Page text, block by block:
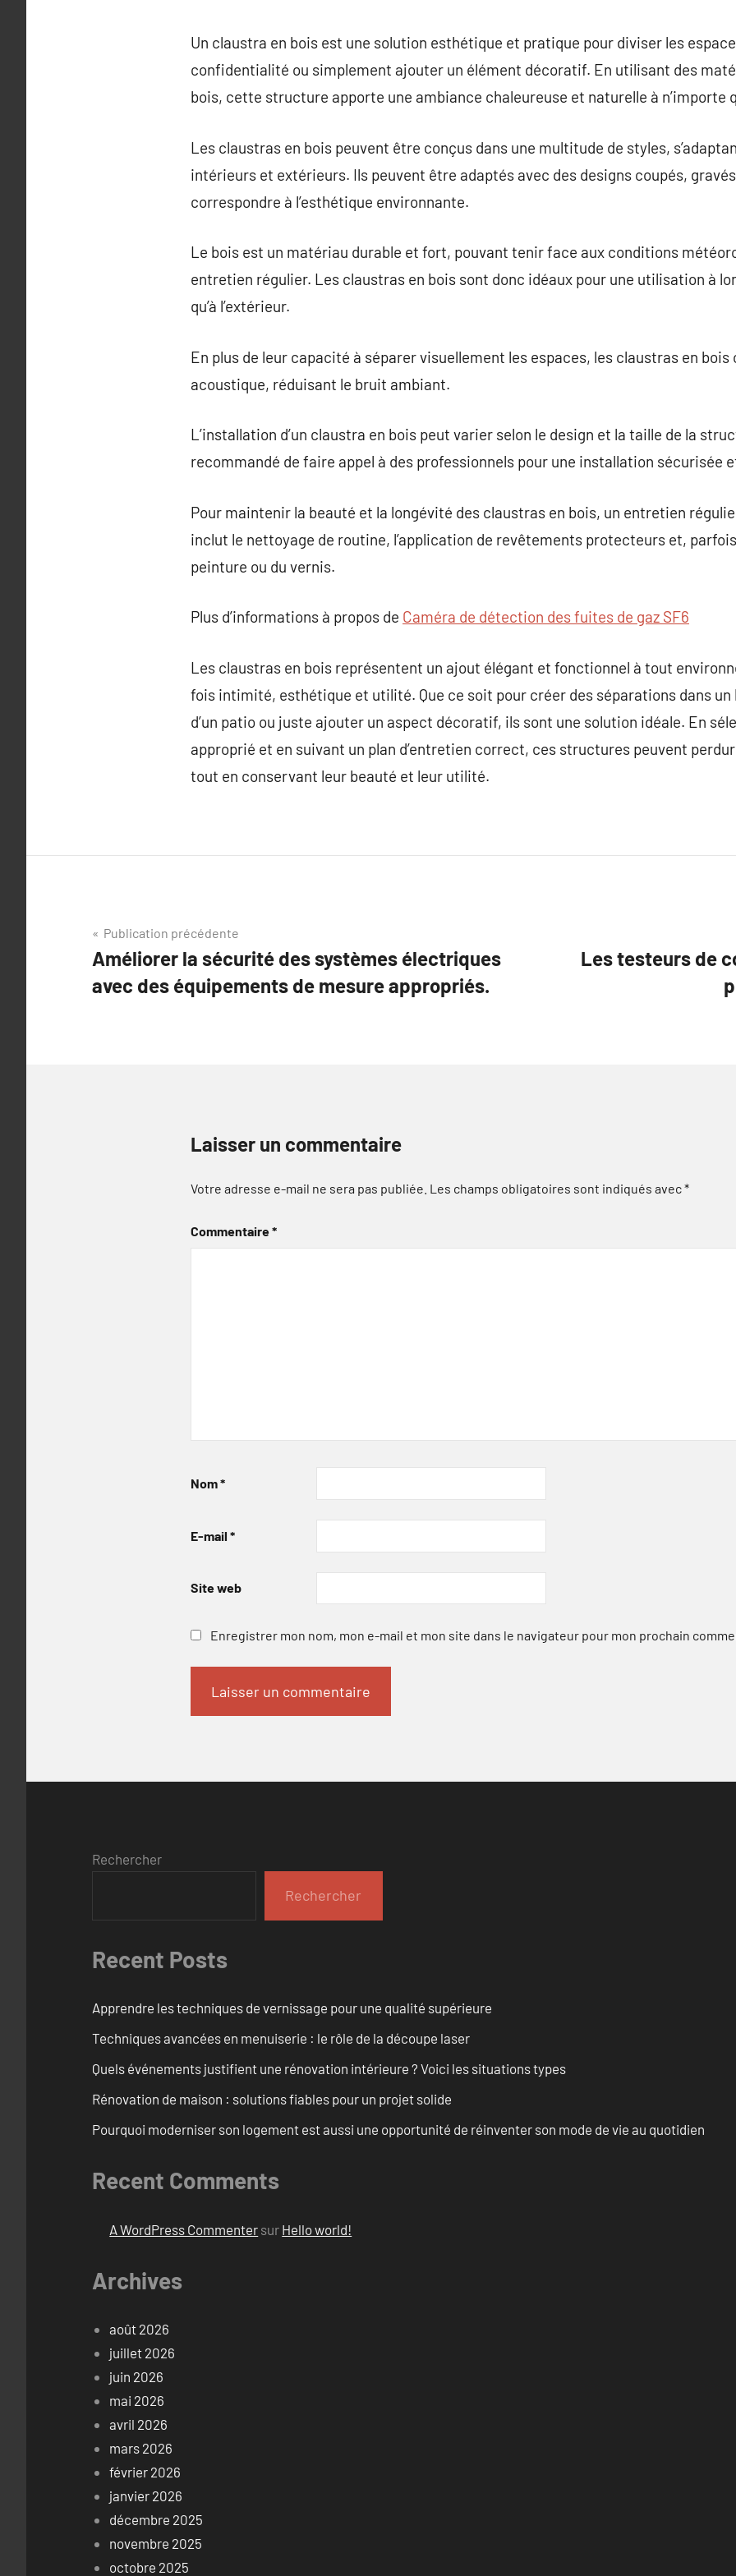
Un claustra en bois est une solution esthétique et pratique pour diviser les
confidentialité ou simplement ajouter un élément décoratif. En utilisant des
bois, cette structure apporte une ambiance chaleureuse et naturelle à n’importe
Les claustras en bois peuvent être conçus dans une multitude de styles,
intérieurs et extérieurs. Ils peuvent être adaptés avec des designs coupés,
correspondre à l’esthétique environnante.
Le bois est un matériau durable et fort, pouvant tenir face aux conditions
entretien régulier. Les claustras en bois sont donc idéaux pour une utilisation à
qu’à l’extérieur.
En plus de leur capacité à séparer visuellement les espaces, les claustras en
acoustique, réduisant le bruit ambiant.
L’installation d’un claustra en bois peut varier selon le design et la taille de la
recommandé de faire appel à des professionnels pour une installation sécurisée
Pour maintenir la beauté et la longévité des claustras en bois, un entretien
inclut le nettoyage de routine, l’application de revêtements protecteurs et,
peinture ou du vernis.
Plus d’informations à propos de Caméra de détection des fuites de gaz SF6
Les claustras en bois représentent un ajout élégant et fonctionnel à tout
fois intimité, esthétique et utilité. Que ce soit pour créer des séparations dans un
d’un patio ou juste ajouter un aspect décoratif, ils sont une solution idéale. En
approprié et en suivant un plan d’entretien correct, ces structures peuvent
tout en conservant leur beauté et leur utilité.
Navigation
de
l’article
Publication précédente
Améliorer la sécurité des systèmes électriques
avec des équipements de mesure appropriés.
Les testeurs de
Laisser un commentaire
Votre adresse e-mail ne sera pas publiée. Les champs obligatoires sont indiqués avec*
Commentaire*
Nom*
E-mail *
Site web
Enregistrer mon nom, mon e-mail et mon site dans le navigateur pour mon prochain
Rechercher
Rechercher
Recent Posts
Apprendre les techniques de vernissage pour une qualité supérieure
Techniques avancées en menuiserie : le rôle de la découpe laser
Quels événements justifient une rénovation intérieure ? Voici les situations types
Rénovation de maison : solutions fiables pour un projet solide
Pourquoi moderniser son logement est aussi une opportunité de réinventer son mode de vie au quotidien
Recent Comments
A WordPress Commenter sur Hello world!
Archives
août 2026
juillet 2026
juin 2026
mai 2026
avril 2026
mars 2026
février 2026
janvier 2026
décembre 2025
novembre 2025
octobre 2025